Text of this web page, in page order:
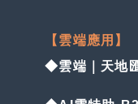
【雲端應用】
◆雲端｜天地